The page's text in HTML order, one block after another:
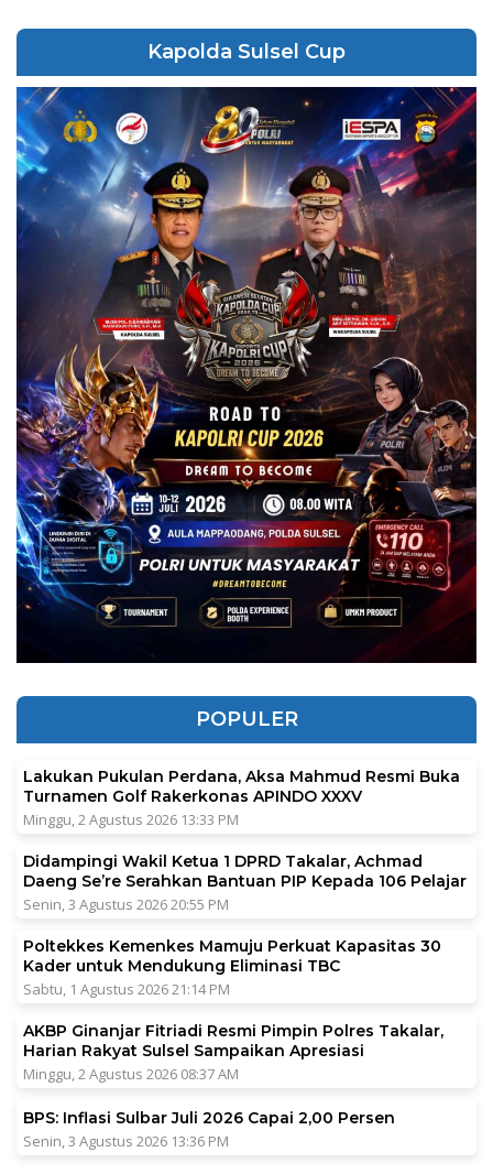
Kapolda Sulsel Cup
POPULER
Lakukan Pukulan Perdana, Aksa Mahmud Resmi Buka
Turnamen Golf Rakerkonas APINDO XXXV
Minggu, 2 Agustus 2026 13:33 PM
Didampingi Wakil Ketua 1 DPRD Takalar, Achmad
Daeng Se’re Serahkan Bantuan PIP Kepada 106 Pelajar
Senin, 3 Agustus 2026 20:55 PM
Poltekkes Kemenkes Mamuju Perkuat Kapasitas 30
Kader untuk Mendukung Eliminasi TBC
Sabtu, 1 Agustus 2026 21:14 PM
AKBP Ginanjar Fitriadi Resmi Pimpin Polres Takalar,
Harian Rakyat Sulsel Sampaikan Apresiasi
Minggu, 2 Agustus 2026 08:37 AM
BPS: Inflasi Sulbar Juli 2026 Capai 2,00 Persen
Senin, 3 Agustus 2026 13:36 PM